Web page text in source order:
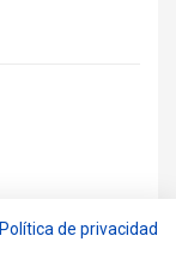
Política de privacidad